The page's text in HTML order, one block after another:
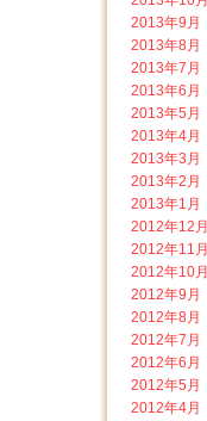
2013年9
2013年8
2013年7
2013年6
2013年5
2013年4
2013年3
2013年2
2013年1
2012年12
2012年11
2012年10
2012年9
2012年8
2012年7
2012年6
2012年5
2012年4